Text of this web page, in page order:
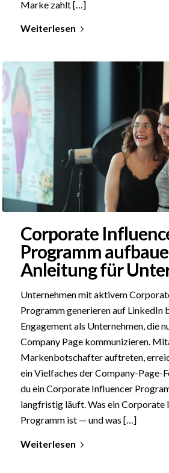
Marke zahlt […]
Weiterlesen
Corporate
Programm
Anleitung für
Unternehmen mit aktivem
Programm generieren auf LinkedIn
Engagement als Unternehmen, die
Company Page kommunizieren.
Markenbotschafter auftreten,
ein Vielfaches der Company-Page-
du ein Corporate Influencer
langfristig läuft. Was ein Corporate
Programm ist — und was […]
Weiterlesen